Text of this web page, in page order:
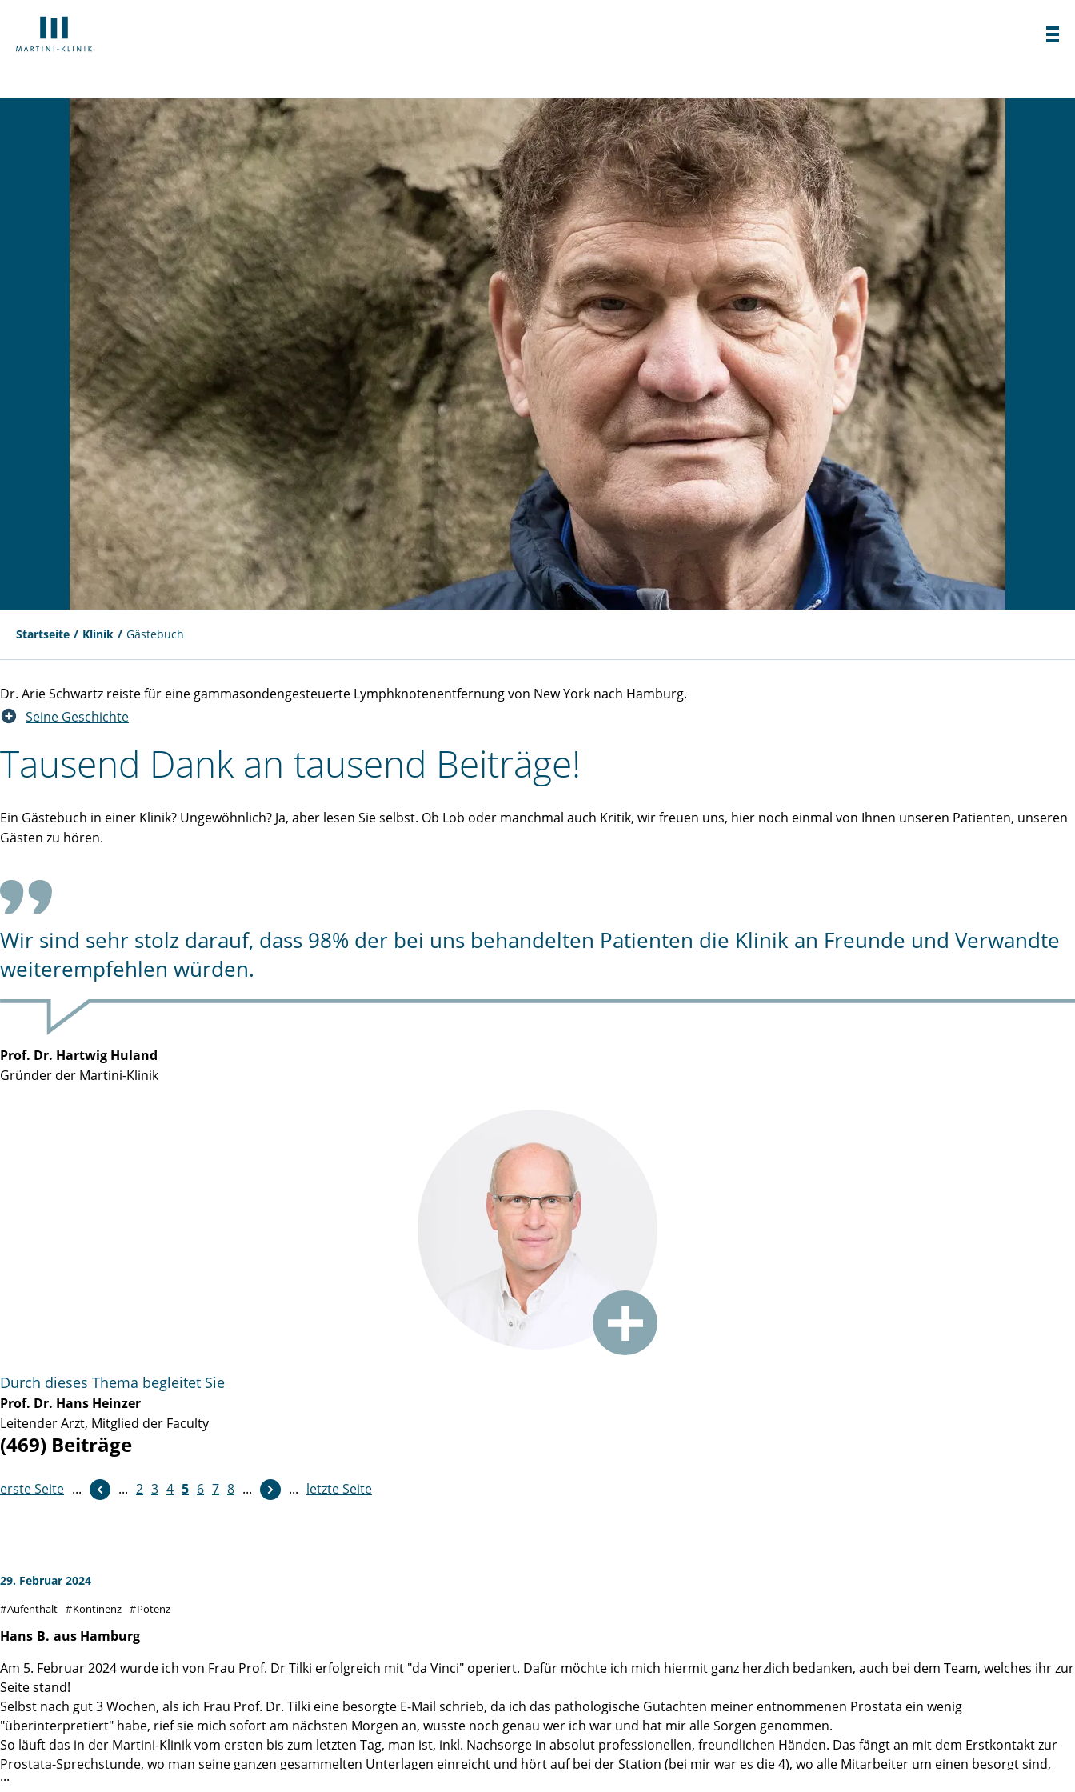
Startseite Klinik Gästebuch
Dr. Arie Schwartz reiste für eine gammasondengesteuerte Lymphknotenentfernung von New York nach Hamburg.
Seine Geschichte
Tausend Dank an tausend Beiträge!
Ein Gästebuch in einer Klinik? Ungewöhnlich? Ja, aber lesen Sie selbst. Ob Lob oder manchmal auch Kritik, wir freuen uns, hier noch einmal von Ihnen unseren Patienten, unseren
Gästen zu hören.
Wir sind sehr stolz darauf, dass 98% der bei uns behandelten Patienten die Klinik an Freunde und Verwandte
weiterempfehlen würden.
Prof. Dr. Hartwig Huland
Gründer der Martini-Klinik
Durch dieses Thema begleitet Sie
Prof. Dr. Hans Heinzer
Leitender Arzt, Mitglied der Faculty
(469) Beiträge
erste Seite ... ... 2 3 4 5 6 7 8 ...
weiter ... letzte Seite
29. Februar 2024
Aufenthalt Kontinenz Potenz
Hans B. aus Hamburg
Am 5. Februar 2024 wurde ich von Frau Prof. Dr Tilki erfolgreich mit "da Vinci" operiert. Dafür möchte ich mich hiermit ganz herzlich bedanken, auch bei dem Team, welches ihr zur
Seite stand!
Selbst nach gut 3 Wochen, als ich Frau Prof. Dr. Tilki eine besorgte E-Mail schrieb, da ich das pathologische Gutachten meiner entnommenen Prostata ein wenig
"überinterpretiert" habe, rief sie mich sofort am nächsten Morgen an, wusste noch genau wer ich war und hat mir alle Sorgen genommen.
So läuft das in der Martini-Klinik vom ersten bis zum letzten Tag, man ist, inkl. Nachsorge in absolut professionellen, freundlichen Händen. Das fängt an mit dem Erstkontakt zur
Prostata-Sprechstunde, wo man seine ganzen gesammelten Unterlagen einreicht und hört auf bei der Station (bei mir war es die 4), wo alle Mitarbeiter um einen besorgt sind,
einen völlig ungestressten Eindruck machen und ganz offensichtlich ein ausgezeichnetes Betriebsklima herrscht.